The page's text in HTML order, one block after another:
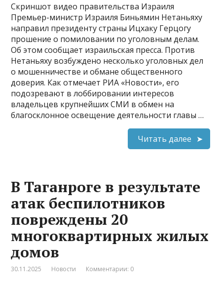
Скриншот видео правительства Израиля
Премьер-министр Израиля Биньямин Нетаньяху
направил президенту страны Ицхаку Герцогу
прошение о помиловании по уголовным делам.
Об этом сообщает израильская пресса. Против
Нетаньяху возбуждено несколько уголовных дел
о мошенничестве и обмане общественного
доверия. Как отмечает РИА «Новости», его
подозревают в лоббировании интересов
владельцев крупнейших СМИ в обмен на
благосклонное освещение деятельности главы …
Читать далее
В Таганроге в результате
атак беспилотников
повреждены 20
многоквартирных жилых
домов
30.11.2025 Новости Комментарии: 0